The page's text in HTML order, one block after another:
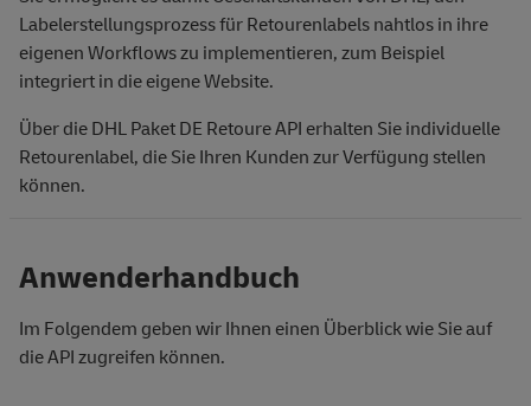
Labelerstellungsprozess für Retourenlabels nahtlos in ihre
eigenen Workflows zu implementieren, zum Beispiel
integriert in die eigene Website.
Über die DHL Paket DE Retoure API erhalten Sie individuelle
Retourenlabel, die Sie Ihren Kunden zur Verfügung stellen
können.
Anwenderhandbuch
Im Folgendem geben wir Ihnen einen Überblick wie Sie auf
die API zugreifen können.